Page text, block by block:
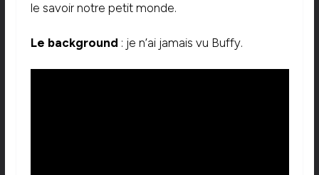
le savoir notre petit monde.
Le background : je n’ai jamais vu Buffy.